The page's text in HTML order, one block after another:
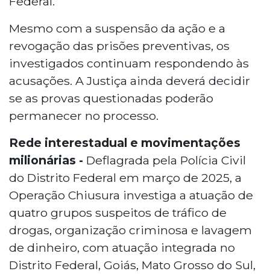
Mesmo com a suspensão da ação e a
revogação das prisões preventivas, os
investigados continuam respondendo às
acusações. A Justiça ainda deverá decidir
se as provas questionadas poderão
permanecer no processo.
Rede interestadual e movimentações
milionárias - Deflagrada pela Polícia Civil
do Distrito Federal em março de 2025, a
Operação Chiusura investiga a atuação de
quatro grupos suspeitos de tráfico de
drogas, organização criminosa e lavagem
de dinheiro, com atuação integrada no
Distrito Federal, Goiás, Mato Grosso do Sul,